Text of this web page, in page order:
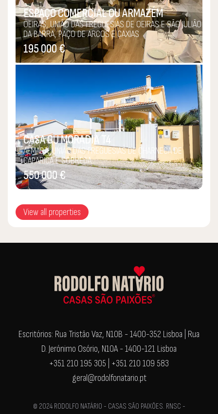
ESPAÇO COMERCIAL OU ARMAZÉM
OEIRAS, UNIÃO DAS FREGUESIAS DE OEIRAS E SÃO JULIÃO
DA BARRA, PAÇO DE ARCOS E CAXIAS
195 000 €
CASA OU MORADIA T4
ALMADA, UNIÃO DAS FREGUESIAS DE CHARNECA DE
CAPARICA E SOBREDA
550 000 €
View all properties
Escritórios: Rua Tristão Vaz, N10B - 1400-352 Lisboa | Rua
D. Jerónimo Osório, N10A - 1400-121 Lisboa
+351 210 195 305 | +351 210 109 583
geral@rodolfonatario.pt
© 2024 RODOLFO NATÁRIO - CASAS SÃO PAIXÕES. RNSC -